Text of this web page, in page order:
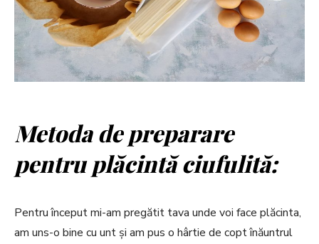
Metoda de preparare
pentru plăcintă ciufulită:
Pentru început mi-am pregătit tava unde voi face plăcinta,
am uns-o bine cu unt și am pus o hârtie de copt înăuntrul